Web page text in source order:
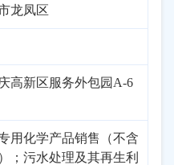
龙凤区
高新区服务外包园A-6
用化学产品销售（不含
；污水处理及其再生利